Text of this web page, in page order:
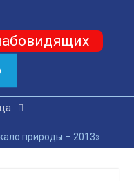
природы – 2013»